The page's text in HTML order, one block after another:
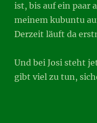
ist, bis auf ein paar
meinem kubuntu
Derzeit läuft da
Und bei Josi steht
gibt viel zu tun,